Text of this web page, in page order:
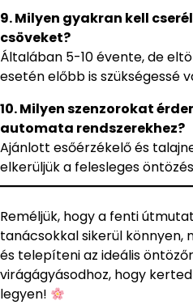
9. Milyen gyakran kell
csöveket?
Általában 5-10 évente, de
esetén előbb is szükségessé
10. Milyen szenzorokat
automata rendszerekhez?
Ajánlott esőérzékelő és
elkerüljük a felesleges
Reméljük, hogy a fenti
tanácsokkal sikerül
és telepíteni az ideális
virágágyásodhoz, hogy
legyen!